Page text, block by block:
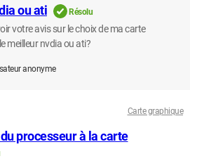
ou ati Résolu
votre avis sur le choix de ma carte
meilleur nvdia ou ati?
anonyme
Carte graphique
processeur à la carte